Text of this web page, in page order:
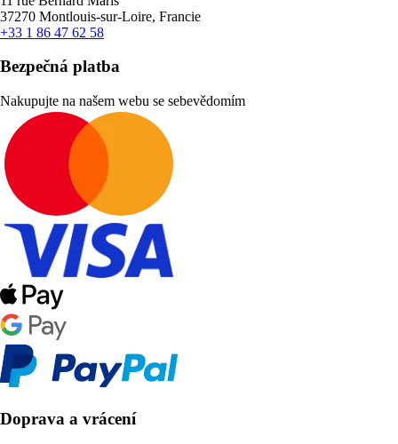
37270 Montlouis-sur-Loire, Francie
+33 1 86 47 62 58
Bezpečná platba
Nakupujte na našem webu se sebevědomím
Doprava a vrácení